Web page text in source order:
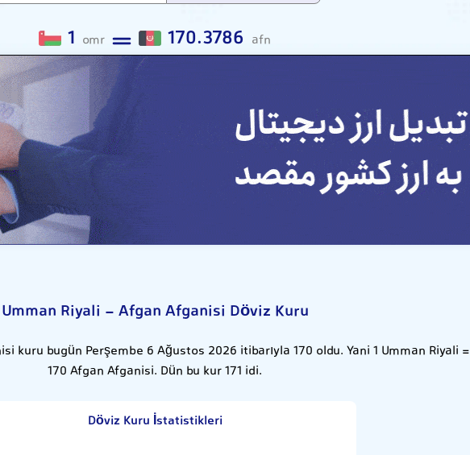
1 omr 170.3786 afn
Umman Riyali - Afgan Afganisi Döviz Kuru
kuru bugün Perşembe 6 Ağustos 2026 itibarıyla 170 oldu. Yani 1 Umman Riyali =
170 Afgan Afganisi. Dün bu kur 171 idi.
Döviz Kuru İstatistikleri